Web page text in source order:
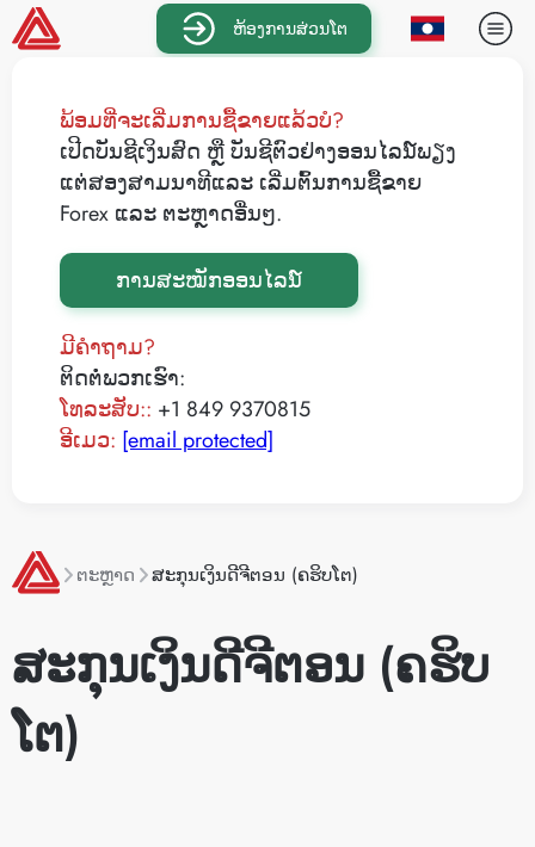
ຫ້ອງການສ່ວນໂຕ
ພ້ອມທີ່ຈະເລີ່ມການຊື້ຂາຍແລ້ວບໍ?
ເປີດບັນຊີເງິນສົດ ຫຼື ບັນຊີຕົວຢ່າງອອນໄລນ໌ພຽງ
ແຕ່ສອງສາມນາທີແລະ ເລີ່ມຕົ້ນການຊື້ຂາຍ
Forex ແລະ ຕະຫຼາດອື່ນໆ.
ການສະໝັກອອນໄລນ໌
ມີຄໍາຖາມ?
ຕິດຕໍ່ພວກເຮົາ:
ໂທລະສັບ:: +1 849 9370815
ອີເມວ: [email protected]
ຕະຫຼາດ ສະ​ກຸນ​ເງິນ​ດີ​ຈີ​ຕອນ (ຄຮິບໂຕ)
ສະ​ກຸນ​ເງິນ​ດີ​ຈີ​ຕອນ (ຄຮິບ
ໂຕ)